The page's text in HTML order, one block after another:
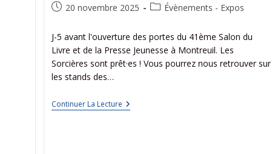
20 novembre 2025 Évènements - Expos
J-5 avant l'ouverture des portes du 41ème Salon du
Livre et de la Presse Jeunesse à Montreuil. Les
Sorcières sont prêt·es ! Vous pourrez nous retrouver sur
les stands des…
Continuer La Lecture